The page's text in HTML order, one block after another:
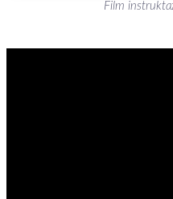
Film